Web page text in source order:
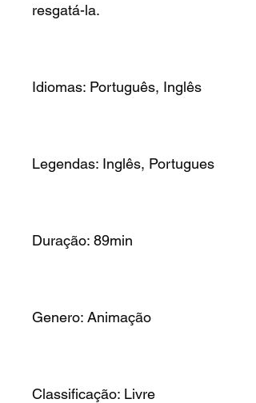
resgatá-la.
Idiomas: Português, Inglês
Legendas: Inglês, Portugues
Duração: 89min
Genero: Animação
Classificação: Livre